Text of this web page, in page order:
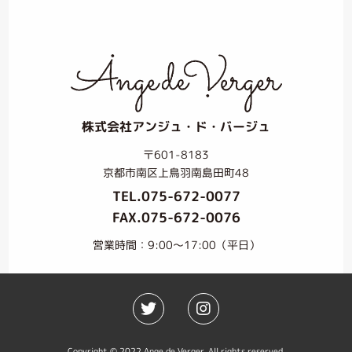
株式会社アンジュ・ド・バージュ
〒601-8183
京都市南区上鳥羽南島田町48
TEL.075-672-0077
FAX.075-672-0076
営業時間：9:00〜17:00（平日）